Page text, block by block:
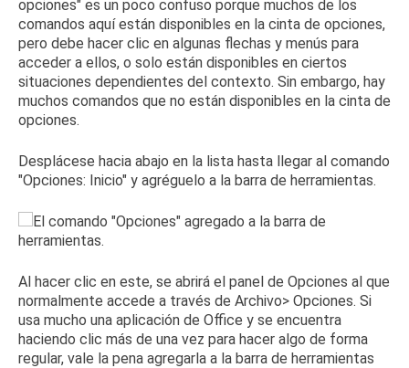
opciones" es un poco confuso porque muchos de los
comandos aquí están disponibles en la cinta de opciones,
pero debe hacer clic en algunas flechas y menús para
acceder a ellos, o solo están disponibles en ciertos
situaciones dependientes del contexto. Sin embargo, hay
muchos comandos que no están disponibles en la cinta de
opciones.
Desplácese hacia abajo en la lista hasta llegar al comando
"Opciones: Inicio" y agréguelo a la barra de herramientas.
Al hacer clic en este, se abrirá el panel de Opciones al que
normalmente accede a través de Archivo> Opciones. Si
usa mucho una aplicación de Office y se encuentra
haciendo clic más de una vez para hacer algo de forma
regular, vale la pena agregarla a la barra de herramientas